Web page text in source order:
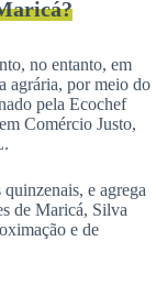
no entanto, em
agrária, por meio do
pela Ecochef
Comércio Justo,
e agrega
de Maricá, Silva
e de